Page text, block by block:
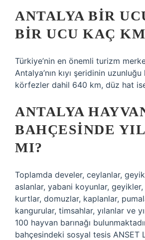
ANTALYA BIR
BIR UCU KAÇ
Türkiye’nin en önemli turizm
Antalya’nın kıyı şeridinin
körfezler dahil 640 km, düz hat
ANTALYA
BAHÇESINDE
MI?
Toplamda develer, ceylanlar,
aslanlar, yabani koyunlar, geyikler,
kurtlar, domuzlar, kaplanlar,
kangurular, timsahlar, yılanlar ve
100 hayvan barınağı
bahçesindeki sosyal tesis ANSET